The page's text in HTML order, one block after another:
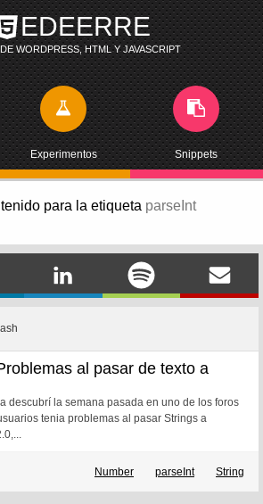
EDEERRE
WORDPRESS, HTML Y JAVASCRIPT
Experimentos Snippets
para la etiqueta parseInt
al pasar de texto a
descubrí la semana pasada en uno de los foros
tenia problemas al pasar Strings a
Number parseInt String